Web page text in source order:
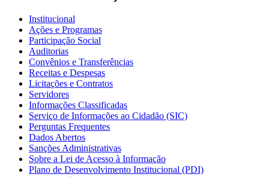
Institucional
Ações e Programas
Participação Social
Auditorias
Convênios e Transferências
Receitas e Despesas
Licitações e Contratos
Servidores
Informações Classificadas
Serviço de Informações ao Cidadão (SIC)
Perguntas Frequentes
Dados Abertos
Sanções Administrativas
Sobre a Lei de Acesso à Informação
Plano de Desenvolvimento Institucional (PDI)